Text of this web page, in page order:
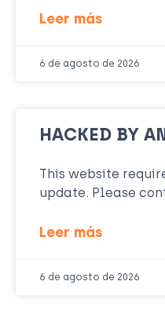
Leer más
6 de agosto de 2026
HACKED BY
This website
update. Please
Leer más
6 de agosto de 2026